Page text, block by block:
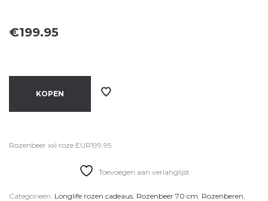
€199.95
KOPEN
Rozenbeer xxl roze EUR199.95
Toevoegen aan verlanglijst
Categorieën: Longlife rozen cadeaus, Rozenbeer 70 cm, Rozenberen,